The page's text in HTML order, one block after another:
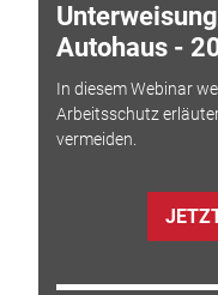
Autohaus -
In diesem Webinar
Arbeitsschutz
vermeiden.